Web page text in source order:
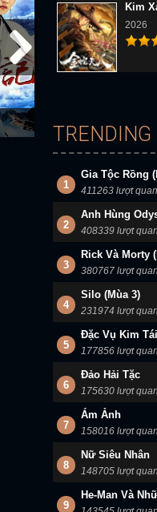
Kim
2026
TRENDING
1
Gia Tộc Rồng
411263 lượt
2
Anh Hùng
408339 lượt
3
Rick Và Morty
380767 lượt
4
Silo (Mùa 3)
231974 lượt
5
Đặc Vụ Kim
177856 lượt
6
Đảo Hải Tặc
175630 lượt
7
Ám Ảnh
158016 lượt
8
Nữ Siêu Nhân
148705 lượt
9
He-Man Và